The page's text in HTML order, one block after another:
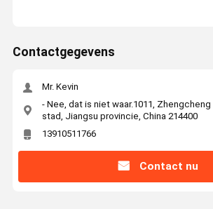
Contactgegevens
Mr. Kevin
- Nee, dat is niet waar.1011, Zhengcheng
stad, Jiangsu provincie, China 214400
13910511766
Contact nu